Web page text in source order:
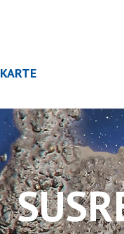
KARTE